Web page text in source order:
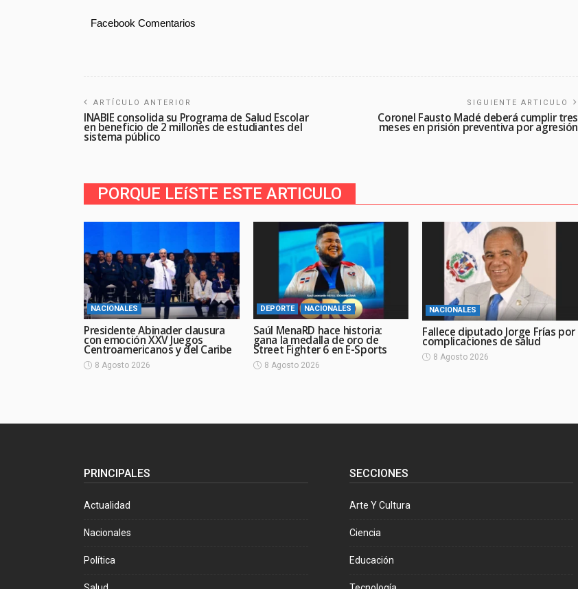
Facebook Comentarios
ARTÍCULO ANTERIOR
INABIE consolida su Programa de Salud Escolar
en beneficio de 2 millones de estudiantes del
sistema público
SIGUIENTE ARTICULO
Coronel Fausto Madé deberá cumplir tres
meses en prisión preventiva por agresión
PORQUE LEíSTE ESTE ARTICULO
NACIONALES
Presidente Abinader clausura
con emoción XXV Juegos
Centroamericanos y del Caribe
8 Agosto 2026
DEPORTE NACIONALES
Saúl MenaRD hace historia:
gana la medalla de oro de
Street Fighter 6 en E-Sports
8 Agosto 2026
NACIONALES
Fallece diputado Jorge Frías por
complicaciones de salud
8 Agosto 2026
PRINCIPALES
Actualidad
Nacionales
Política
SECCIONES
Arte Y Cultura
Ciencia
Educación